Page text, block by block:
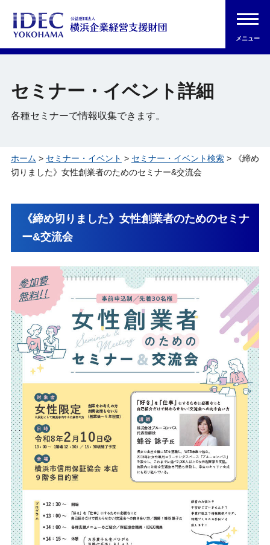
メニュー
セミナー・イベント詳細
各種セミナーで情報収集できます。
ホーム > セミナー・イベント > セミナー・イベント検索> 《締め
切りました》女性創業者のためのセミナー&交流会
《締め切りました》女性創業者のためのセミナ
ー&交流会